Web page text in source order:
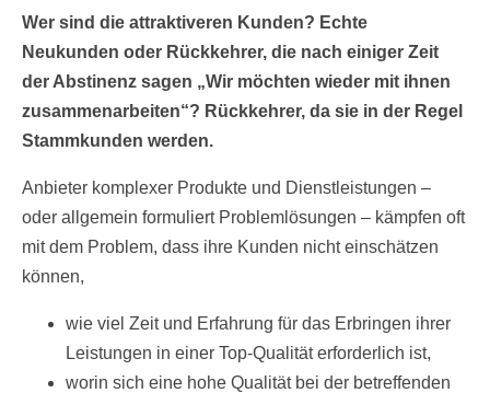
Wer sind die attraktiveren Kunden? Echte
Neukunden oder Rückkehrer, die nach einiger Zeit
der Abstinenz sagen „Wir möchten wieder mit ihnen
zusammenarbeiten“? Rückkehrer, da sie in der Regel
Stammkunden werden.
Anbieter komplexer Produkte und Dienstleistungen –
oder allgemein formuliert Problemlösungen – kämpfen oft
mit dem Problem, dass ihre Kunden nicht einschätzen
können,
wie viel Zeit und Erfahrung für das Erbringen ihrer
Leistungen in einer Top-Qualität erforderlich ist,
worin sich eine hohe Qualität bei der betreffenden